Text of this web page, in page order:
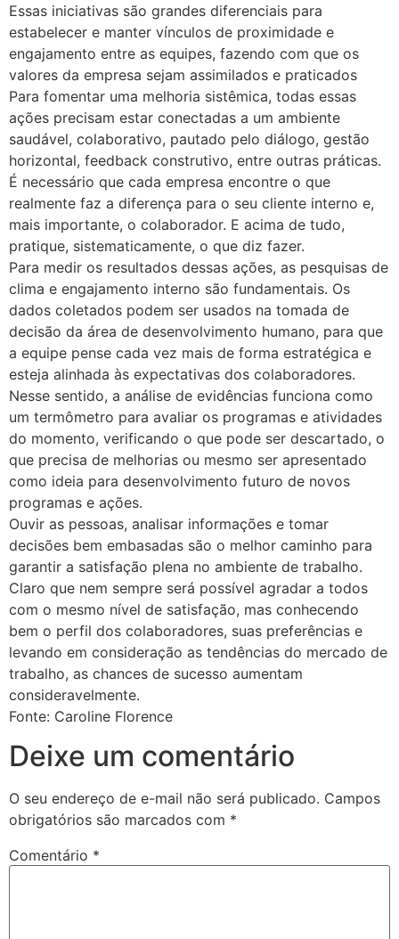
Essas iniciativas são grandes diferenciais para
estabelecer e manter vínculos de proximidade e
engajamento entre as equipes, fazendo com que os
valores da empresa sejam assimilados e praticados
Para fomentar uma melhoria sistêmica, todas essas
ações precisam estar conectadas a um ambiente
saudável, colaborativo, pautado pelo diálogo, gestão
horizontal, feedback construtivo, entre outras práticas.
É necessário que cada empresa encontre o que
realmente faz a diferença para o seu cliente interno e,
mais importante, o colaborador. E acima de tudo,
pratique, sistematicamente, o que diz fazer.
Para medir os resultados dessas ações, as pesquisas de
clima e engajamento interno são fundamentais. Os
dados coletados podem ser usados na tomada de
decisão da área de desenvolvimento humano, para que
a equipe pense cada vez mais de forma estratégica e
esteja alinhada às expectativas dos colaboradores.
Nesse sentido, a análise de evidências funciona como
um termômetro para avaliar os programas e atividades
do momento, verificando o que pode ser descartado, o
que precisa de melhorias ou mesmo ser apresentado
como ideia para desenvolvimento futuro de novos
programas e ações.
Ouvir as pessoas, analisar informações e tomar
decisões bem embasadas são o melhor caminho para
garantir a satisfação plena no ambiente de trabalho.
Claro que nem sempre será possível agradar a todos
com o mesmo nível de satisfação, mas conhecendo
bem o perfil dos colaboradores, suas preferências e
levando em consideração as tendências do mercado de
trabalho, as chances de sucesso aumentam
consideravelmente.
Fonte: Caroline Florence
Deixe um comentário
O seu endereço de e-mail não será publicado. Campos
obrigatórios são marcados com *
Comentário *